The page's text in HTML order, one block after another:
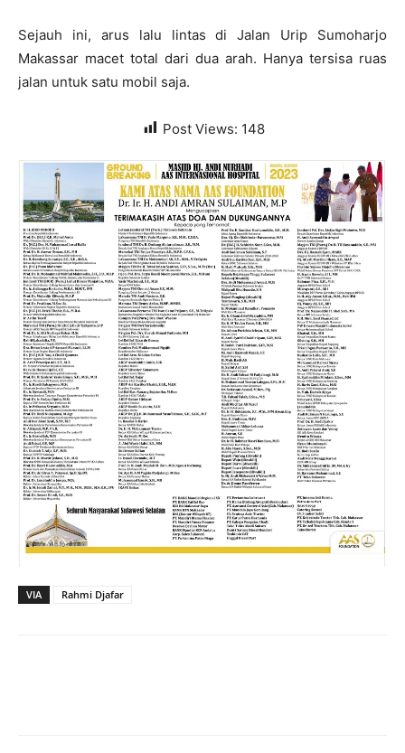
Sejauh ini, arus lalu lintas di Jalan Urip Sumoharjo
Makassar macet total dari dua arah. Hanya tersisa ruas
jalan untuk satu mobil saja.
Post Views: 148
VIA Rahmi Djafar